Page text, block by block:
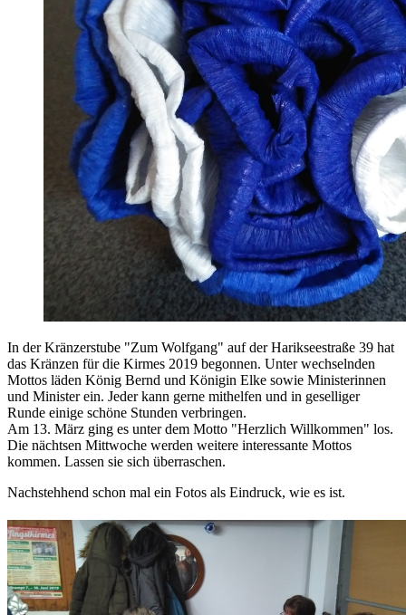
In der Kränzerstube "Zum Wolfgang" auf der Harikseestraße 39 hat
das Kränzen für die Kirmes 2019 begonnen. Unter wechselnden
Mottos läden König Bernd und Königin Elke sowie Ministerinnen
und Minister ein. Jeder kann gerne mithelfen und in geselliger
Runde einige schöne Stunden verbringen.
Am 13. März ging es unter dem Motto "Herzlich Willkommen" los.
Die nächtsen Mittwoche werden weitere interessante Mottos
kommen. Lassen sie sich überraschen.
Nachstehhend schon mal ein Fotos als Eindruck, wie es ist.